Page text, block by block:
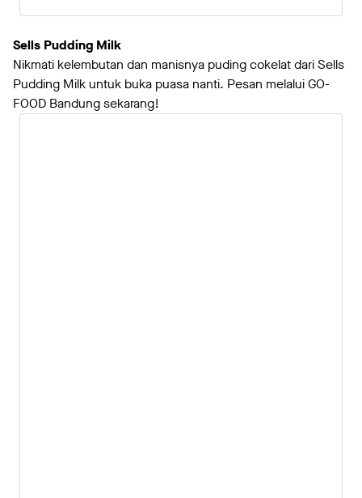
Sells Pudding Milk
Nikmati kelembutan dan manisnya puding cokelat dari Sells
Pudding Milk untuk buka puasa nanti. Pesan melalui GO-
FOOD Bandung sekarang!